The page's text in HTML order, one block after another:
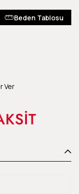
Beden Tablosu
Ver